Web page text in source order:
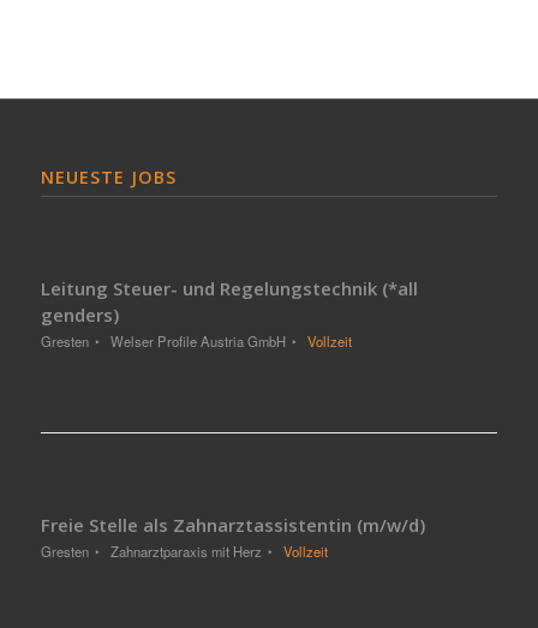
NEUESTE JOBS
Leitung Steuer- und Regelungstechnik (*all
genders)
Gresten Welser Profile Austria GmbH Vollzeit
Freie Stelle als Zahnarztassistentin (m/w/d)
Gresten Zahnarztparaxis mit Herz Vollzeit